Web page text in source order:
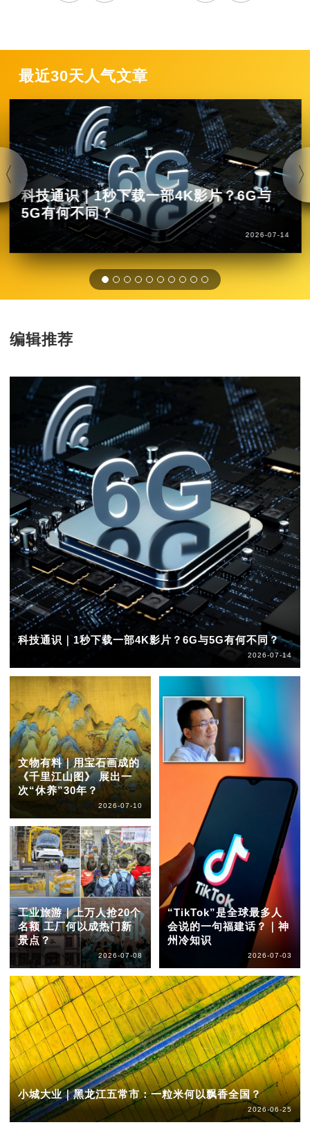
最近30天人气文章
科技通识｜1秒下载一部4K影片？6G与
5G有何不同？
2026-07-14
编辑推荐
科技通识｜1秒下载一部4K影片？6G与5G有何不同？
2026-07-14
文物有料｜用宝石画成的
《千里江山图》 展出一
次“休养”30年？
2026-07-10
工业旅游｜上万人抢20个
名额 工厂何以成热门新
景点？
2026-07-08
“TikTok”是全球最多人
会说的一句福建话？｜神
州冷知识
2026-07-03
小城大业｜黑龙江五常市：一粒米何以飘香全国？
2026-06-25